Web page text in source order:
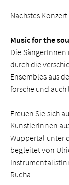
Nächstes
Music for the
Die SängerInnen
durch die
Ensembles aus
forsche und
Freuen Sie sich
KünstlerInnen
Wuppertal unter
begleitet von
Rucha.